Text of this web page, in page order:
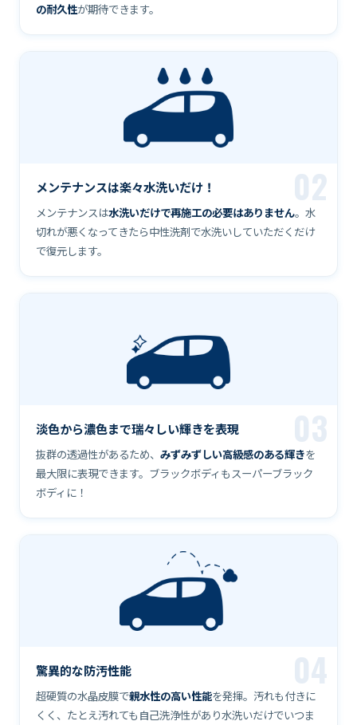
の耐久性が期待できます。
02
メンテナンスは楽々水洗いだけ！
メンテナンスは水洗いだけで再施工の必要はありません。水
切れが悪くなってきたら中性洗剤で水洗いしていただくだけ
で復元します。
03
淡色から濃色まで瑞々しい輝きを表現
抜群の透過性があるため、 みずみずしい高級感のある輝きを
最大限に表現できます。ブラックボディもスーパーブラック
ボディに！
04
驚異的な防汚性能
超硬質の水晶皮膜で親水性の高い性能を発揮。汚れも付きに
くく、たとえ汚れても自己洗浄性があり水洗いだけでいつま